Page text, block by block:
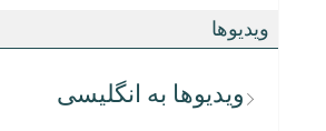
ویدیوها
ویدیوها به انگلیسی